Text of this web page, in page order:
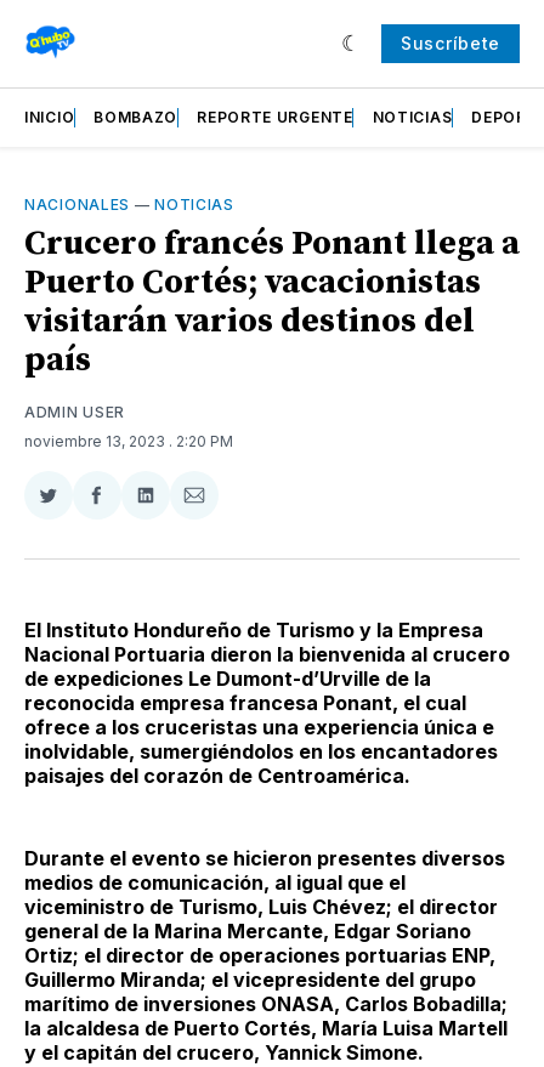
Suscríbete
INICIO BOMBAZO REPORTE URGENTE NOTICIAS
NACIONALES —NOTICIAS
Crucero francés Ponant llega a
Puerto Cortés; vacacionistas
visitarán varios destinos del
país
ADMIN USER
noviembre 13, 2023 . 2:20 PM
Compartir
Twitter
Compartir
Facebook
Compartir
LinkedIn
Compartir
Email
El Instituto Hondureño de Turismo y la Empresa
Nacional Portuaria dieron la bienvenida al crucero
de expediciones Le Dumont-d’Urville de la
reconocida empresa francesa Ponant, el cual
ofrece a los cruceristas una experiencia única e
inolvidable, sumergiéndolos en los encantadores
paisajes del corazón de Centroamérica.
Durante el evento se hicieron presentes diversos
medios de comunicación, al igual que el
viceministro de Turismo, Luis Chévez; el director
general de la Marina Mercante, Edgar Soriano
Ortiz; el director de operaciones portuarias ENP,
Guillermo Miranda; el vicepresidente del grupo
marítimo de inversiones ONASA, Carlos Bobadilla;
la alcaldesa de Puerto Cortés, María Luisa Martell
y el capitán del crucero, Yannick Simone.